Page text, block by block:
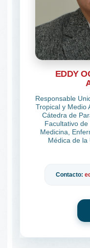
EDDY
Responsable
Tropical y Medio
Cátedra de
Facultativo
Medicina,
Médica de la
Contacto: